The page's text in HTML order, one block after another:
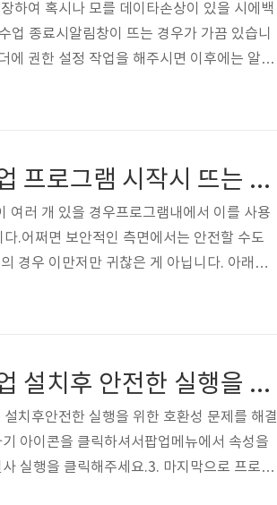
하여 혹시나 모를 데이타손상이 있을 시에백
업 종료시알림창이 뜨는 경우가 가끔 있습니
에 권한 설정 작업을 해주시면 이후에는 알림
동합니다.C:\Program filse(x86)\부산광역
교육과정 지원시스템 맞춤수업 프로그램 시작시 뜨는 알림창 해결하는 방법
여러 개 있을 경우프로그램내에서 이를 사용
.어쩌면 보안적인 측면에서는 안전할 수도
경우 이만저만 귀찮은 게 아닙니다. 아래의
지 않을 것입니다. 1. 제일 먼저 제어판을 실
교육과정 지원시스템 맞춤수업 설치후 안전한 실행을 위한 호환성 문제 해결하기
치후안전한 실행을 위한 호환성 문제를 해결
아이콘을 클릭하셔서팝업메뉴에서 속성을
실행을 클릭해주세요.3. 마지막으로 프로그
료하시면호환성 검사가 마무리됩니다.4. 호